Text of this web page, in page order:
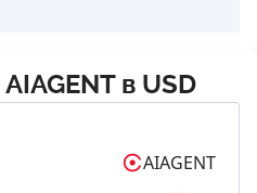
AIAGENTв USD
AIAGENT